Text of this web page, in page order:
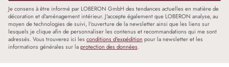
Je consens à être informé par LOBERON GmbH des tendances actuelles en matière de
décoration et d'aménagement intérieur. J'accepte également que LOBERON analyse, au
moyen de technologies de suivi, l'ouverture de la newsletter ainsi que les liens sur
lesquels je clique afin de personnaliser les contenus et recommandations qui me sont
adressés. Vous trouverez ici les conditions d'expédition pour la newsletter et les
informations générales sur laprotection des données.